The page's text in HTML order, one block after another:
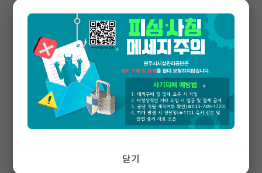
사전정보공표
바로가기
간현관광지
바로가기
닫기